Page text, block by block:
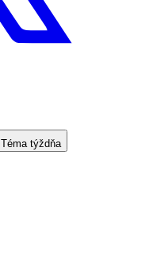
Téma týždňa